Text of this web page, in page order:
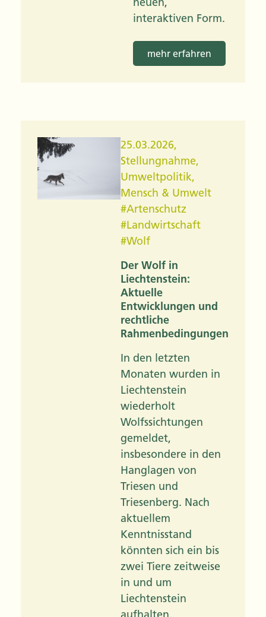
interaktiven Form.
mehr erfahren
25.03.2026,
Stellungnahme,
Umweltpolitik,
Mensch & Umwelt
#Artenschutz
#Landwirtschaft
#Wolf
Der Wolf in
Liechtenstein:
Aktuelle
Entwicklungen und
rechtliche
Rahmenbedingungen
In den letzten
Monaten wurden in
Liechtenstein
wiederholt
Wolfssichtungen
gemeldet,
insbesondere in den
Hanglagen von
Triesen und
Triesenberg. Nach
aktuellem
Kenntnisstand
könnten sich ein bis
zwei Tiere zeitweise
in und um
Liechtenstein